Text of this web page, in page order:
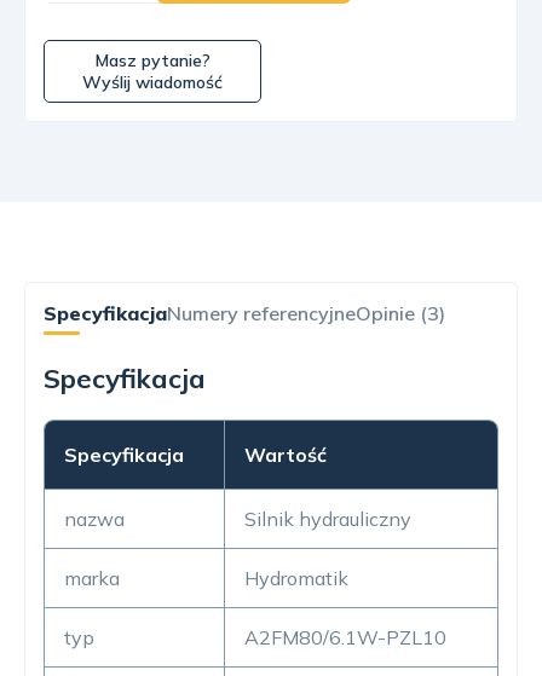
Masz pytanie?
Wyślij wiadomość
SpecyfikacjaNumery referencyjneOpinie (3)
Specyfikacja
Specyfikacja Wartość
nazwa Silnik hydrauliczny
marka Hydromatik
typ A2FM80/6.1W-PZL10